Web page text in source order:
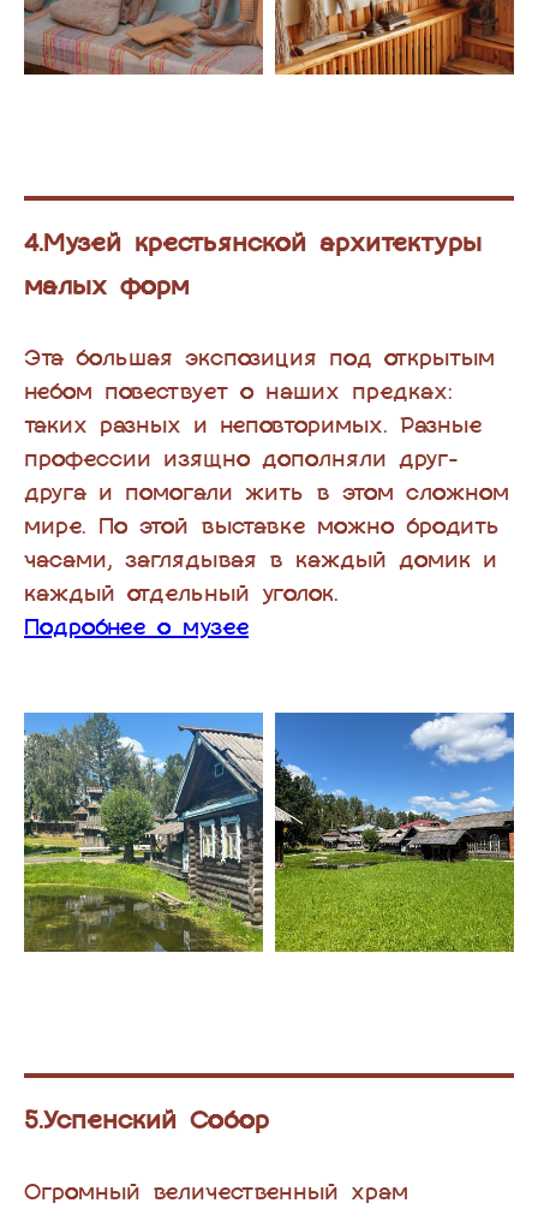
4.Музей крестьянской архитектуры
малых форм
Эта большая экспозиция под открытым
небом повествует о наших предках:
таких разных и неповторимых. Разные
профессии изящно дополняли друг-
друга и помогали жить в этом сложном
мире. По этой выставке можно бродить
часами, заглядывая в каждый домик и
каждый отдельный уголок.
Подробнее о музее
5.Успенский Собор
Огромный величественный храм